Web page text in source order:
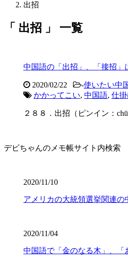
出招
「 出招 」 一覧
中国語の「出招」、「接招」
2020/02/22 -使いたい中
かかってこい, 中国語, 仕
２８８．出招（ピンイン：
デビちゃんのメモ帳サイト内検索
2020/11/10
アメリカの大統領選挙関連の
2020/11/04
中国語で「金のなる木」、「